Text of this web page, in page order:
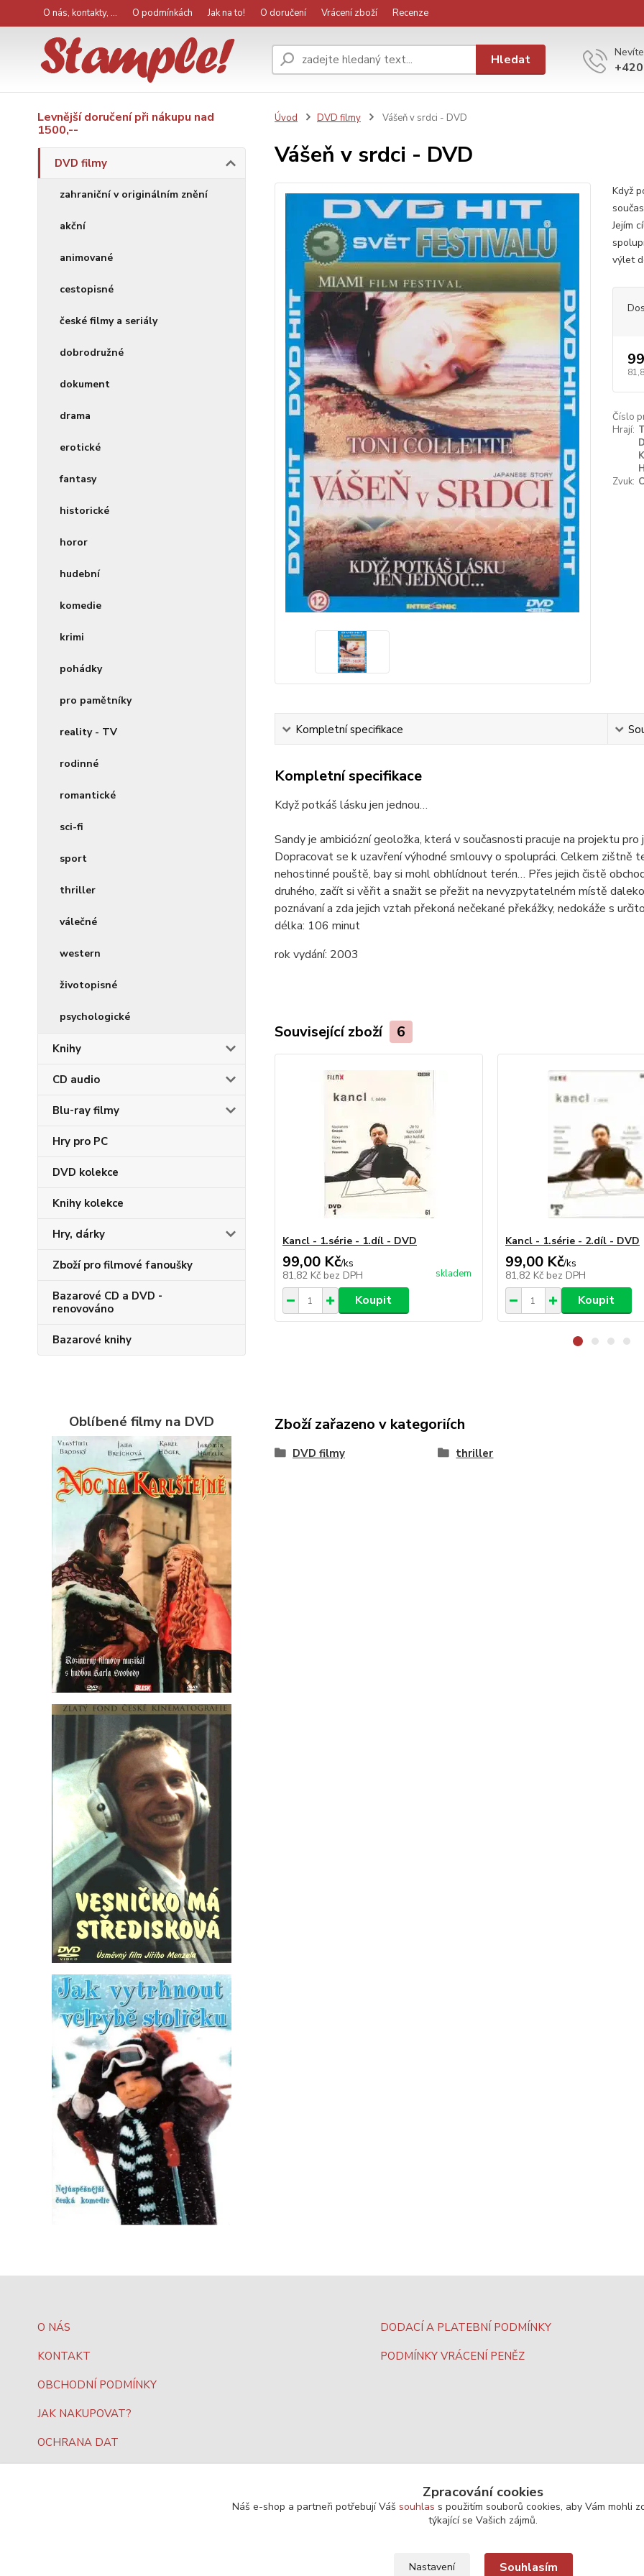
O nás, kontakty, ... O podmínkách Jak na to! O doručení Vrácení zboží Recenze
Hledat
Levnější doručení při nákupu nad
1500,--
DVD filmy
zahraniční v originálním znění
akční
animované
cestopisné
české filmy a seriály
dobrodružné
dokument
drama
erotické
fantasy
historické
horor
hudební
komedie
krimi
pohádky
pro pamětníky
reality - TV
rodinné
romantické
sci-fi
sport
thriller
válečné
western
životopisné
psychologické
Knihy
CD audio
Blu-ray filmy
Hry pro PC
DVD kolekce
Knihy kolekce
Hry, dárky
Zboží pro filmové fanoušky
Bazarové CD a DVD -
renovováno
Bazarové knihy
Oblíbené filmy na DVD
Úvod DVD filmy Vášeň v srdci - DVD
Vášeň v srdci - DVD
Když
Jejím
výlet
Číslo
Hrají:
Zvuk:
Kompletní specifikace
Kompletní specifikace
Když potkáš lásku jen jednou…
Sandy je ambiciózní geoložka, která v současnosti pracuje na projektu
Dopracovat se k uzavření výhodné smlouvy o spolupráci. Celkem zištně
nehostinné pouště, bay si mohl obhlídnout terén… Přes jejich čistě
druhého, začít si věřit a snažit se přežit na nevyzpytatelném místě
poznávaní a zda jejich vztah překoná nečekané překážky, nedokáže s
délka: 106 minut
rok vydání: 2003
Související zboží 6
Kancl - 1.série - 1.díl - DVD
99,00 Kč/ks
81,82 Kč bez DPH skladem
Koupit
Kancl - 1.série - 2.díl - DVD
99,00 Kč/ks
81,82 Kč bez DPH
Koupit
Zboží zařazeno v kategoriích
DVD filmy thriller
O NÁS
KONTAKT
OBCHODNÍ PODMÍNKY
JAK NAKUPOVAT?
OCHRANA DAT
DODACÍ A PLATEBNÍ PODMÍNKY
PODMÍNKY VRÁCENÍ PENĚZ
Zpracování cookies
Náš e-shop a partneři potřebují Váš souhlas s použitím souborů cookies, aby Vám mohli
týkající se Vašich zájmů.
Nastavení Souhlasím